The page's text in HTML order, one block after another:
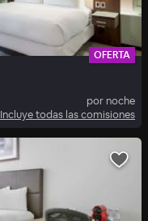
OFERTA
por noche
Incluye todas las comisiones